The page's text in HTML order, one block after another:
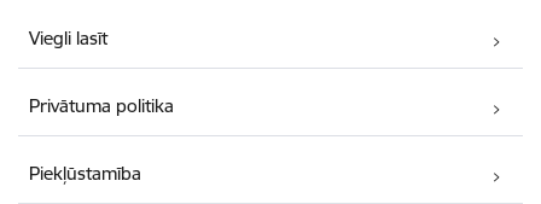
Viegli lasīt
Privātuma politika
Piekļūstamība